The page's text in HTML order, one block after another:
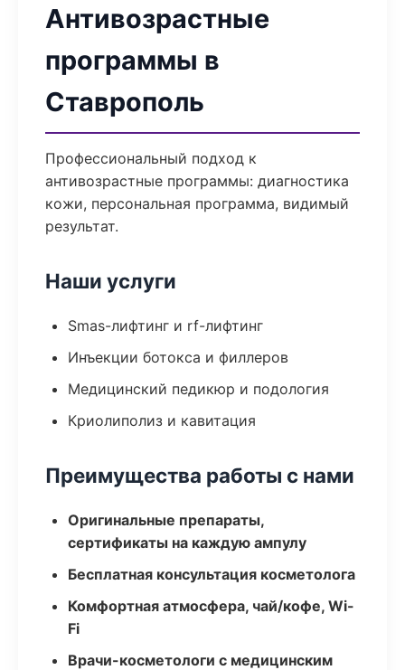
Антивозрастные
программы в
Ставрополь
Профессиональный подход к
антивозрастные программы: диагностика
кожи, персональная программа, видимый
результат.
Наши услуги
Smas-лифтинг и rf-лифтинг
Инъекции ботокса и филлеров
Медицинский педикюр и подология
Криолиполиз и кавитация
Преимущества работы с нами
Оригинальные препараты,
сертификаты на каждую ампулу
Бесплатная консультация косметолога
Комфортная атмосфера, чай/кофе, Wi-
Fi
Врачи-косметологи с медицинским